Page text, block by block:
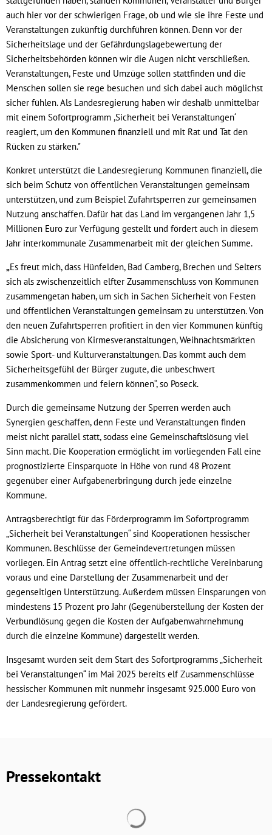
auch hier vor der schwierigen Frage, ob und wie sie ihre Feste und
Veranstaltungen zukünftig durchführen können. Denn vor der
Sicherheitslage und der Gefährdungslagebewertung der
Sicherheitsbehörden können wir die Augen nicht verschließen.
Veranstaltungen, Feste und Umzüge sollen stattfinden und die
Menschen sollen sie rege besuchen und sich dabei auch möglichst
sicher fühlen. Als Landesregierung haben wir deshalb unmittelbar
mit einem Sofortprogramm ,Sicherheit bei Veranstaltungen‘
reagiert, um den Kommunen finanziell und mit Rat und Tat den
Rücken zu stärken."
Konkret unterstützt die Landesregierung Kommunen finanziell, die
sich beim Schutz von öffentlichen Veranstaltungen gemeinsam
unterstützen, und zum Beispiel Zufahrtsperren zur gemeinsamen
Nutzung anschaffen. Dafür hat das Land im vergangenen Jahr 1,5
Millionen Euro zur Verfügung gestellt und fördert auch in diesem
Jahr interkommunale Zusammenarbeit mit der gleichen Summe.
„Es freut mich, dass Hünfelden, Bad Camberg, Brechen und Selters
sich als zwischenzeitlich elfter Zusammenschluss von Kommunen
zusammengetan haben, um sich in Sachen Sicherheit von Festen
und öffentlichen Veranstaltungen gemeinsam zu unterstützen. Von
den neuen Zufahrtsperren profitiert in den vier Kommunen künftig
die Absicherung von Kirmesveranstaltungen, Weihnachtsmärkten
sowie Sport- und Kulturveranstaltungen. Das kommt auch dem
Sicherheitsgefühl der Bürger zugute, die unbeschwert
zusammenkommen und feiern können“, so Poseck.
Durch die gemeinsame Nutzung der Sperren werden auch
Synergien geschaffen, denn Feste und Veranstaltungen finden
meist nicht parallel statt, sodass eine Gemeinschaftslösung viel
Sinn macht. Die Kooperation ermöglicht im vorliegenden Fall eine
prognostizierte Einsparquote in Höhe von rund 48 Prozent
gegenüber einer Aufgabenerbringung durch jede einzelne
Kommune.
Antragsberechtigt für das Förderprogramm im Sofortprogramm
„Sicherheit bei Veranstaltungen“ sind Kooperationen hessischer
Kommunen. Beschlüsse der Gemeindevertretungen müssen
vorliegen. Ein Antrag setzt eine öffentlich-rechtliche Vereinbarung
voraus und eine Darstellung der Zusammenarbeit und der
gegenseitigen Unterstützung. Außerdem müssen Einsparungen von
mindestens 15 Prozent pro Jahr (Gegenüberstellung der Kosten der
Verbundlösung gegen die Kosten der Aufgabenwahrnehmung
durch die einzelne Kommune) dargestellt werden.
Insgesamt wurden seit dem Start des Sofortprogramms „Sicherheit
bei Veranstaltungen“ im Mai 2025 bereits elf Zusammenschlüsse
hessischer Kommunen mit nunmehr insgesamt 925.000 Euro von
der Landesregierung gefördert.
Pressekontakt